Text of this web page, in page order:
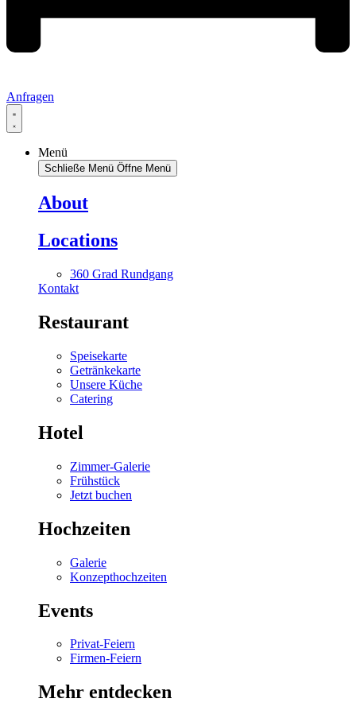
Anfragen
Menü
Schließe Menü Öffne Menü
About
Locations
360 Grad Rundgang
Kontakt
Restaurant
Speisekarte
Getränkekarte
Unsere Küche
Catering
Hotel
Zimmer-Galerie
Frühstück
Jetzt buchen
Hochzeiten
Galerie
Konzepthochzeiten
Events
Privat-Feiern
Firmen-Feiern
Mehr entdecken